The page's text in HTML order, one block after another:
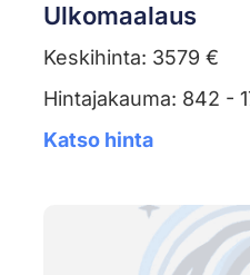
Ulkomaalaus
Keskihinta: 3579 €
Hintajakauma: 842 -
Katso hinta